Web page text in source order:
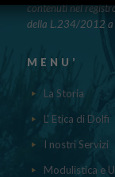
contenuti nel
della L.234/2012 a
MENU’
La Storia
L' Etica di Dolfi
I nostri Servizi
Modulistica e